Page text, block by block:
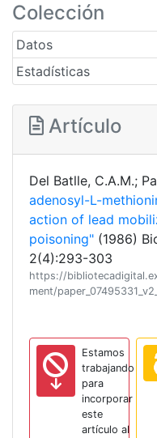
Colección
Datos
Estadísticas
Artículo
Del Batlle, C.A.M.;
adenosyl-L-
action of lead
poisoning" (1986)
2(4):293-303
https://
ment/
Estamos
trabajando
para
incorporar
este
artículo al